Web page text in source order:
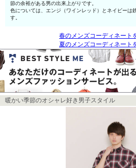
節の余裕がある男の出来上がりです。
色については、エンジ（ワインレッド）とネイビーは
す。
春のメンズコーディネート
夏のメンズコーディネート
暖かい季節のオシャレ好き男子スタイル